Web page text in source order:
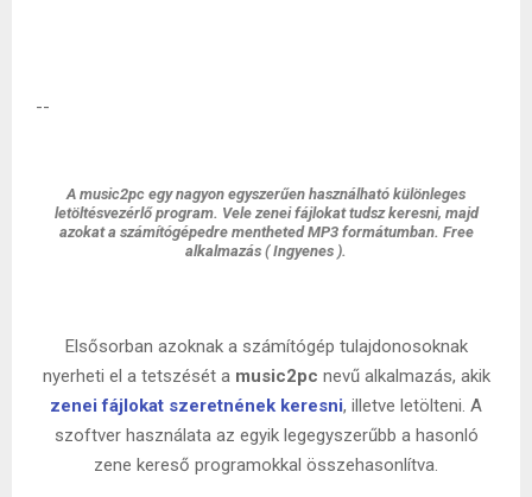
--
A music2pc egy nagyon egyszerűen használható különleges
letöltésvezérlő program. Vele zenei fájlokat tudsz keresni, majd
azokat a számítógépedre mentheted MP3 formátumban. Free
alkalmazás ( Ingyenes ).
Elsősorban azoknak a számítógép tulajdonosoknak
nyerheti el a tetszését a music2pc nevű alkalmazás, akik
zenei fájlokat szeretnének keresni, illetve letölteni. A
szoftver használata az egyik legegyszerűbb a hasonló
zene kereső programokkal összehasonlítva.